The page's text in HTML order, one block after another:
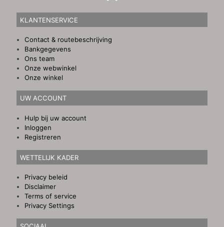
KLANTENSERVICE
Contact & routebeschrijving
Bankgegevens
Ons team
Onze webwinkel
Onze winkel
UW ACCOUNT
Hulp bij uw account
Inloggen
Registreren
WETTELIJK KADER
Privacy beleid
Disclaimer
Terms of service
Privacy Settings